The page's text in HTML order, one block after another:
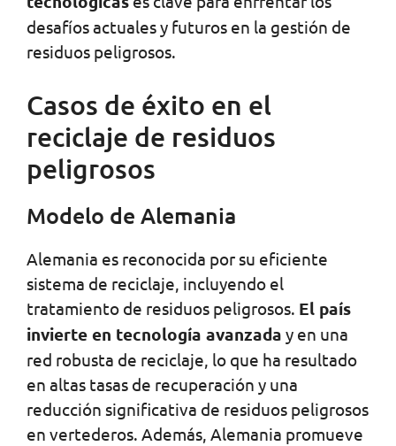
desafíos actuales y futuros en la gestión de
residuos peligrosos.
Casos de éxito en el
reciclaje de residuos
peligrosos
Modelo de Alemania
Alemania es reconocida por su eficiente
sistema de reciclaje, incluyendo el
tratamiento de residuos peligrosos. El país
invierte en tecnología avanzada y en una
red robusta de reciclaje, lo que ha resultado
en altas tasas de recuperación y una
reducción significativa de residuos peligrosos
en vertederos. Además, Alemania promueve